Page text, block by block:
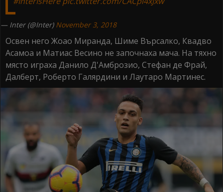
— Inter (@Inter) November 3, 2018
Освен него Жоао Миранда, Шиме Върсалко, Квадво
Асамоа и Матиас Весино не започнаха мача. На тяхно
място играха Данило Д'Амброзио, Стефан де Фрай,
Далберт, Роберто Галярдини и Лаутаро Мартинес.